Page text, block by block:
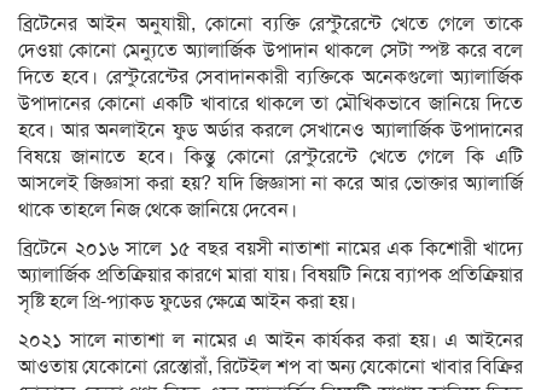
ব্রিটেনের আইন অনুযায়ী, কোনো ব্যক্তি রেস্টুরেন্টে খেতে গেলে তাকে
দেওয়া কোনো মেন্যুতে অ্যালার্জিক উপাদান থাকলে সেটা স্পষ্ট করে বলে
দিতে হবে। রেস্টুরেন্টের সেবাদানকারী ব্যক্তিকে অনেকগুলো অ্যালার্জিক
উপাদানের কোনো একটি খাবারে থাকলে তা মৌখিকভাবে জানিয়ে দিতে
হবে। আর অনলাইনে ফুড অর্ডার করলে সেখানেও অ্যালার্জিক উপাদানের
বিষয়ে জানাতে হবে। কিন্তু কোনো রেস্টুরেন্টে খেতে গেলে কি এটি
আসলেই জিজ্ঞাসা করা হয়? যদি জিজ্ঞাসা না করে আর ভোক্তার অ্যালার্জি
থাকে তাহলে নিজ থেকে জানিয়ে দেবেন।
ব্রিটেনে ২০১৬ সালে ১৫ বছর বয়সী নাতাশা নামের এক কিশোরী খাদ্যে
অ্যালার্জিক প্রতিক্রিয়ার কারণে মারা যায়। বিষয়টি নিয়ে ব্যাপক প্রতিক্রিয়ার
সৃষ্টি হলে প্রি-প্যাকড ফুডের ক্ষেত্রে আইন করা হয়।
২০২১ সালে নাতাশা ল নামের এ আইন কার্যকর করা হয়। এ আইনের
আওতায় যেকোনো রেস্তোরাঁ, রিটেইল শপ বা অন্য যেকোনো খাবার বিক্রির